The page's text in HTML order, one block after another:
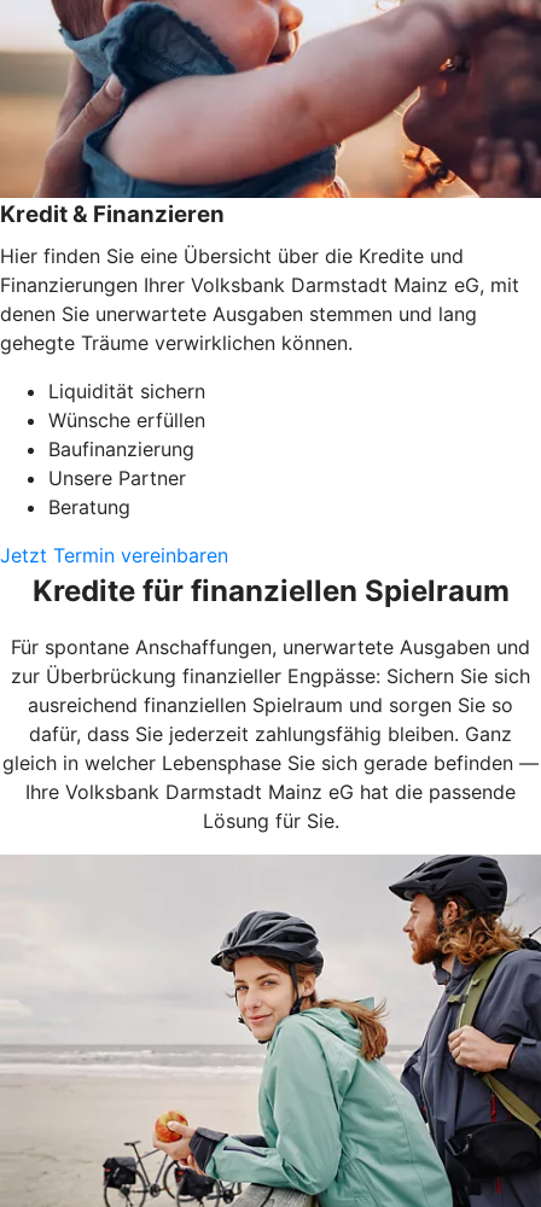
Kredit & Finanzieren
Hier finden Sie eine Übersicht über die Kredite und
Finanzierungen Ihrer Volksbank Darmstadt Mainz eG, mit
denen Sie unerwartete Ausgaben stemmen und lang
gehegte Träume verwirklichen können.
Liquidität sichern
Wünsche erfüllen
Baufinanzierung
Unsere Partner
Beratung
Jetzt Termin vereinbaren
Kredite für finanziellen Spielraum
Für spontane Anschaffungen, unerwartete Ausgaben und
zur Überbrückung finanzieller Engpässe: Sichern Sie sich
ausreichend finanziellen Spielraum und sorgen Sie so
dafür, dass Sie jederzeit zahlungsfähig bleiben. Ganz
gleich in welcher Lebensphase Sie sich gerade befinden —
Ihre Volksbank Darmstadt Mainz eG hat die passende
Lösung für Sie.